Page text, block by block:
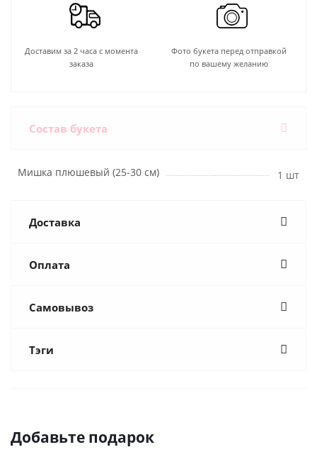
Доставим за 2 часа с момента
заказа
Фото букета перед отправкой
по вашему желанию
Состав букета
Мишка плюшевый (25-30 см) 1 шт
Доставка
Оплата
Самовывоз
Тэги
Добавьте подарок